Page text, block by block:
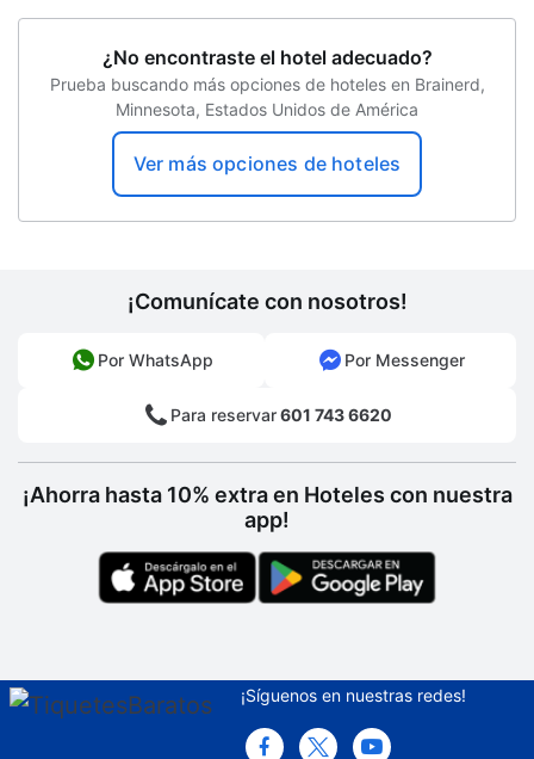
Bicicletas
Traslados gratuitos al aeropuerto
Caza en las cercanías
Desayuno gratis
Paseos a caballo
Recepción 24 horas
Programa de actividades diario
Propiedad libre de humo
Seguro
Snack bar
Estacionamiento sin asistencia gratuito
Clases de acondicionamiento físico
¿No encontraste el hotel adecuado?
Prueba buscando más opciones de hoteles en Brainerd,
Minnesota, Estados Unidos de América
Ver más opciones de hoteles
¡Comunícate con nosotros!
Por WhatsApp Por Messenger
Para reservar601 743 6620
¡Ahorra hasta 10% extra en Hoteles con nuestra
app!
¡Síguenos en nuestras redes!